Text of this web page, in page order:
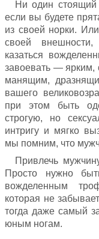
Ни один стоящий
если вы будете
из своей норки.
своей
казаться
завоевать — ярким,
манящим,
вашего
при этом быть
строгую, но
интригу и мягко
мы помним, что
Привлечь
Просто нужно
вожделенным
которая не
тогда даже самый
юным ногам.